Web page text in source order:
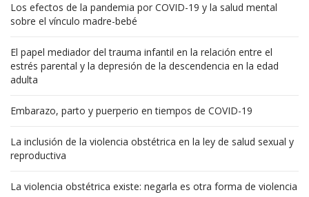
Los efectos de la pandemia por COVID-19 y la salud mental
sobre el vínculo madre-bebé
El papel mediador del trauma infantil en la relación entre el
estrés parental y la depresión de la descendencia en la edad
adulta
Embarazo, parto y puerperio en tiempos de COVID-19
La inclusión de la violencia obstétrica en la ley de salud sexual y
reproductiva
La violencia obstétrica existe: negarla es otra forma de violencia